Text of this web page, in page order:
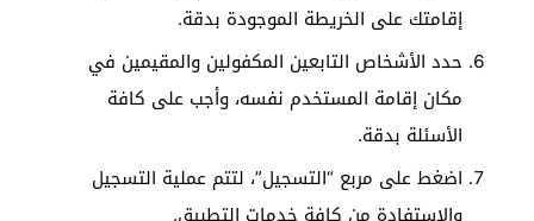
إقامتك على الخريطة الموجودة بدقة.
حدد الأشخاص التابعين المكفولين والمقيمين في
مكان إقامة المستخدم نفسه، وأجب على كافة
الأسئلة بدقة.
اضغط على مربع “التسجيل”، لتتم عملية التسجيل